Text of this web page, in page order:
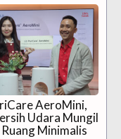
AeroMini,
Udara Mungil
Minimalis